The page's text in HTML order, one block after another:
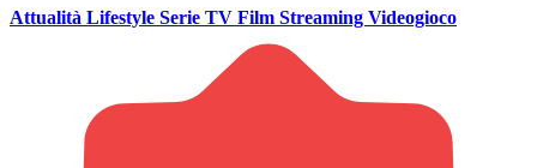
Attualità Lifestyle Serie TV Film Streaming Videogioco